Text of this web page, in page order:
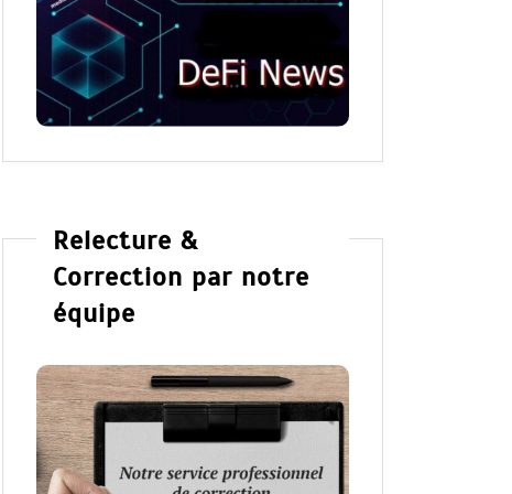
Relecture &
Correction par notre
équipe